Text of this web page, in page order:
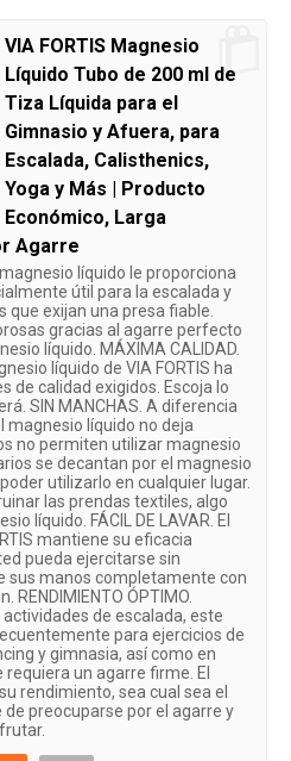
VIA FORTIS Magnesio
Líquido Tubo de 200 ml de
Tiza Líquida para el
Gimnasio y Afuera, para
Escalada, Calisthenics,
Yoga y Más | Producto
Económico, Larga
Agarre
magnesio líquido le proporciona
útil para la escalada y
que exijan una presa fiable.
gracias al agarre perfecto
líquido. MÁXIMA CALIDAD.
líquido de VIA FORTIS ha
de calidad exigidos. Escoja lo
SIN MANCHAS. A diferencia
magnesio líquido no deja
no permiten utilizar magnesio
se decantan por el magnesio
utilizarlo en cualquier lugar.
las prendas textiles, algo
líquido. FÁCIL DE LAVAR. El
mantiene su eficacia
pueda ejercitarse sin
sus manos completamente con
RENDIMIENTO ÓPTIMO.
de escalada, este
para ejercicios de
y gimnasia, así como en
un agarre firme. El
rendimiento, sea cual sea el
preocuparse por el agarre y